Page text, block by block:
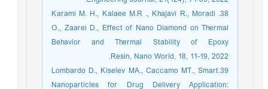
38. Karami M. H., Kalaee M.R ., Khajavi R., Moradi
O., Zaarei D., Effect of Nano Diamond on Thermal
Behavior and Thermal Stability of Epoxy
Resin, Nano World, 18, 11-19, 2022.
39.Lombardo D., Kiselev MA., Caccamo MT., Smart
Nanoparticles for Drug Delivery Application: